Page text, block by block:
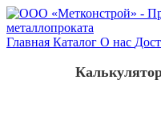
Главная Каталог О нас